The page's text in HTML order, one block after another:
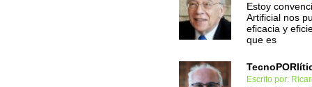
Estoy
Artificial nos
eficacia y
que es
Escrito por: